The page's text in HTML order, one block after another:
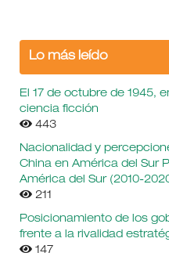
Lo más leído
El 17 de octubre de 1945,
ciencia ficción
443
Nacionalidad y
China en América del Sur
América del Sur (2010-
211
Posicionamiento de los
frente a la rivalidad
147